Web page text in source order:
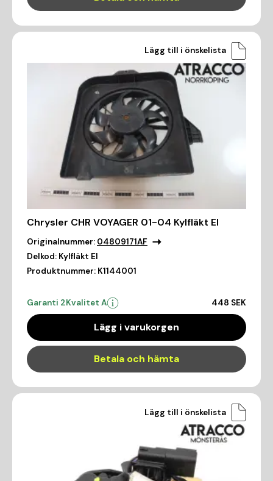
Lägg till i önskelista
Chrysler CHR VOYAGER 01-04 Kylfläkt El
Originalnummer: 04809171AF
Delkod: Kylfläkt El
Produktnummer: K1144001
Garanti 2Kvalitet A 448 SEK
Lägg i varukorgen
Betala och hämta
Lägg till i önskelista